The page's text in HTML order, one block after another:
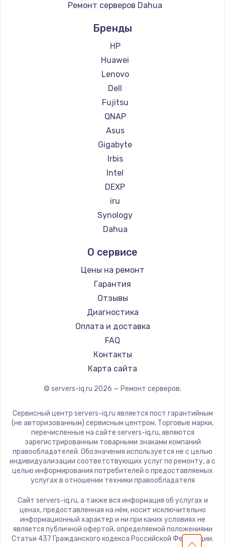
Ремонт серверов Dahua
Бренды
HP
Huawei
Lenovo
Dell
Fujitsu
QNAP
Asus
Gigabyte
Irbis
Intel
DEXP
iru
Synology
Dahua
О сервисе
Цены на ремонт
Гарантия
Отзывы
Диагностика
Оплата и доставка
FAQ
Контакты
Карта сайта
© servers-iq.ru 2026 — Ремонт серверов.
Сервисный центр servers-iq.ru является пост гарантийным
(не авторизованным) сервисным центром. Торговые марки,
перечисленные на сайте servers-iq.ru, являются
зарегистрированным товарными знаками компаний
правообладателей. Обозначения используется не с целью
индивидуализации соответствующих услуг по ремонту, а с
целью информирования потребителей о предоставляемых
услугах в отношении техники правообладателя
Сайт servers-iq.ru, а также вся информация об услугах и
ценах, предоставленная на нём, носит исключительно
информационный характер и ни при каких условиях не
является публичной офертой, определяемой положениями
Статьи 437 Гражданского кодекса Российской Федерации.